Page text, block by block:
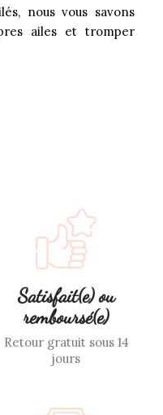
nous vous savons
ailes et tromper
Satisfait(e) ou
remboursé(e)
Retour gratuit sous 14
jours